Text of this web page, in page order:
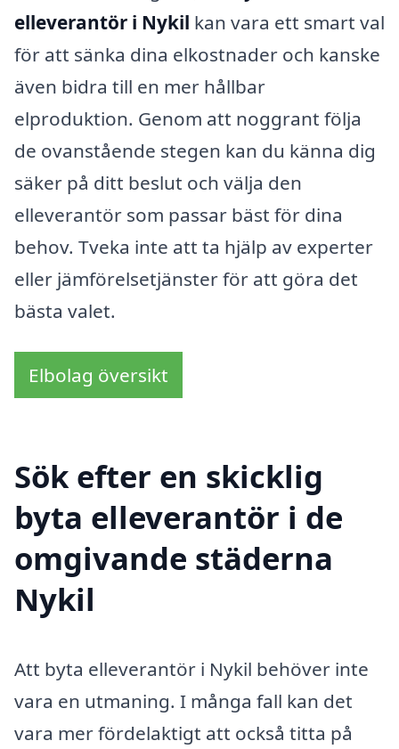
elleverantör i Nykil kan vara ett smart val
för att sänka dina elkostnader och kanske
även bidra till en mer hållbar
elproduktion. Genom att noggrant följa
de ovanstående stegen kan du känna dig
säker på ditt beslut och välja den
elleverantör som passar bäst för dina
behov. Tveka inte att ta hjälp av experter
eller jämförelsetjänster för att göra det
bästa valet.
Elbolag översikt
Sök efter en skicklig
byta elleverantör i de
omgivande städerna
Nykil
Att byta elleverantör i Nykil behöver inte
vara en utmaning. I många fall kan det
vara mer fördelaktigt att också titta på